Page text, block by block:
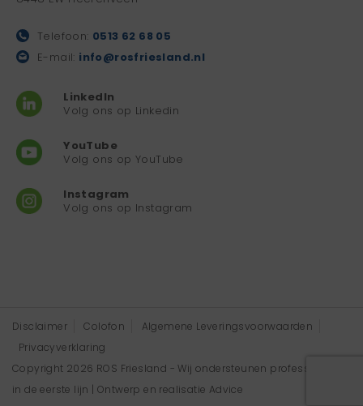
Telefoon: 0513 62 68 05
E-mail: info@rosfriesland.nl
LinkedIn
Volg ons op Linkedin
YouTube
Volg ons op YouTube
Instagram
Volg ons op Instagram
Disclaimer Colofon
Algemene Leveringsvoorwaarden
Privacyverklaring
Copyright 2026 ROS Friesland - Wij ondersteunen professionals
in de eerste lijn | Ontwerp en realisatie Advice